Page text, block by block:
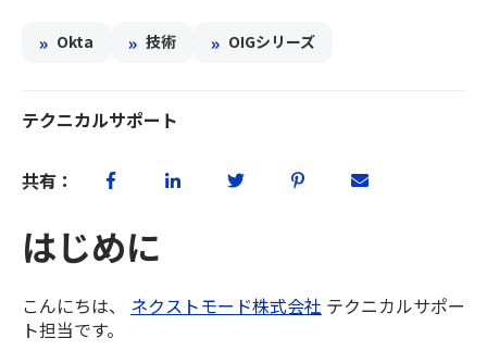
» Okta » 技術 » OIGシリーズ
テクニカルサポート
共有：
はじめに
こんにちは、 ネクストモード株式会社 テクニカルサポー
ト担当です。